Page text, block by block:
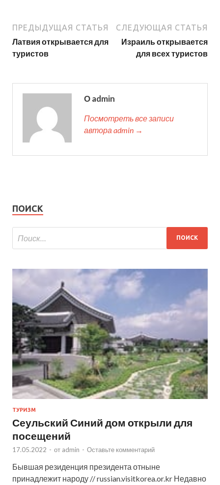
ПРЕДЫДУЩАЯ СТАТЬЯ
Латвия открывается для
туристов
СЛЕДУЮЩАЯ СТАТЬЯ
Израиль открывается
для всех туристов
О admin
Посмотреть все записи
автора admin →
ПОИСК
ТУРИЗМ
Сеульский Синий дом открыли для
посещений
17.05.2022 - от admin - Оставьте комментарий
Бывшая резиденция президента отныне
принадлежит народу // russian.visitkorea.or.kr Недавно